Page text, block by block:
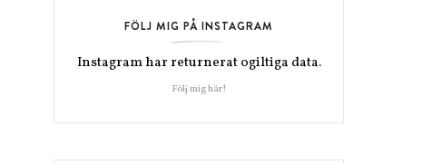
FÖLJ MIG PÅ INSTAGRAM
Instagram har returnerat ogiltiga data.
Följ mig här!